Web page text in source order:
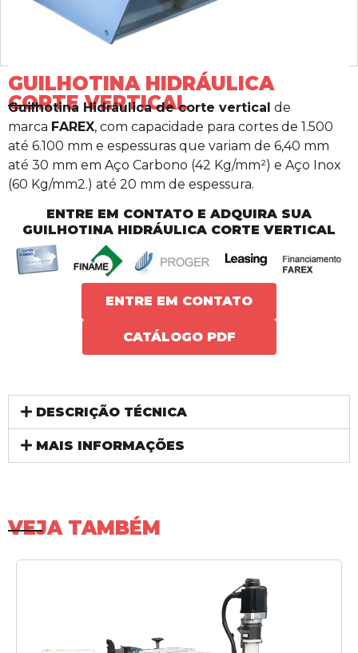
GUILHOTINA HIDRÁULICA
CORTE VERTICAL
Guilhotina Hidráulica de corte vertical de
marca FAREX, com capacidade para cortes de 1.500
até 6.100 mm e espessuras que variam de 6,40 mm
até 30 mm em Aço Carbono (42 Kg/mm²) e Aço Inox
(60 Kg/mm2.) até 20 mm de espessura.
ENTRE EM CONTATO E ADQUIRA SUA
GUILHOTINA HIDRÁULICA CORTE VERTICAL
ENTRE EM CONTATO
CATÁLOGO PDF
DESCRIÇÃO TÉCNICA
MAIS INFORMAÇÕES
VEJA TAMBÉM